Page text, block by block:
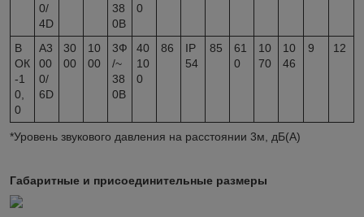
0/
4D
38
0В
0
В
ОК
-1
0,
0
A3
00
0/
6D
30
00
10
00
3Ф
/~
38
0В
40
10
0
86
IP
54
85
61
0
10
70
10
46
9 12
*Уровень звукового давления на расстоянии 3м, дБ(А)
Габаритные и присоединительные размеры